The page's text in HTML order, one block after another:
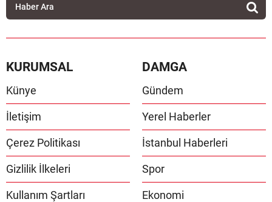
KURUMSAL
Künye
İletişim
Çerez Politikası
Gizlilik İlkeleri
Kullanım Şartları
DAMGA
Gündem
Yerel Haberler
İstanbul Haberleri
Spor
Ekonomi